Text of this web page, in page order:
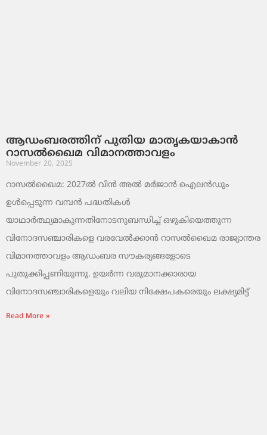
ആഡംബരത്തിന് പുതിയ മാതൃകയാകാൻ
റാസൽഖൈമ വിമാനത്താവളം
November 20, 2025
റാസൽഖൈമ: 2027ൽ വിൻ അൽ മർജാൻ ഐലൻഡും
ഉൾപ്പെടുന്ന വമ്പൻ പദ്ധതികൾ
യാഥാർത്ഥ്യമാകുന്നതിനോടനുബന്ധിച്ച് ഒഴുകിയെത്തുന്ന
വിനോദസഞ്ചാരികളെ വരവേൽക്കാൻ റാസൽഖൈമ രാജ്യാന്തര
വിമാനത്താവളം ആഡംബര സൗകര്യങ്ങളോടെ
പുതുക്കിപ്പണിയുന്നു. ഉയർന്ന വരുമാനക്കാരായ
വിനോദസഞ്ചാരികളെയും വലിയ നിക്ഷേപകരെയും ലക്ഷ്യമിട്ട്
Read More »